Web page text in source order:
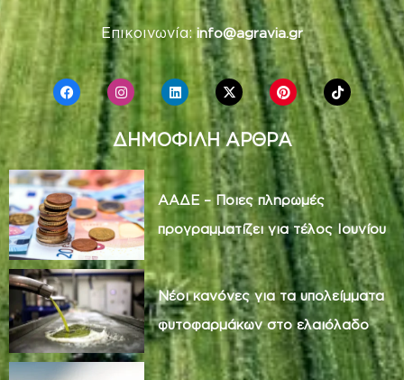
Επικοινωνία: info@agravia.gr
ΔΗΜΟΦΙΛΗ ΑΡΘΡΑ
ΑΑΔΕ – Ποιες πληρωμές
προγραμματίζει για τέλος Ιουνίου
Νέοι κανόνες για τα υπολείμματα
φυτοφαρμάκων στο ελαιόλαδο